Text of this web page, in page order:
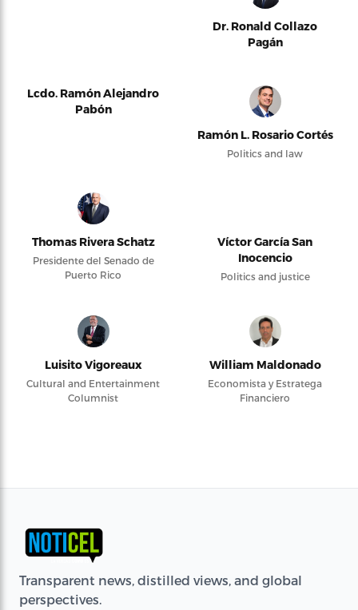
Dr. Ronald Collazo
Pagán
Lcdo. Ramón Alejandro
Pabón
Ramón L. Rosario Cortés
Politics and law
Thomas Rivera Schatz
Presidente del Senado de
Puerto Rico
Víctor García San
Inocencio
Politics and justice
Luisito Vigoreaux
Cultural and Entertainment
Columnist
William Maldonado
Economista y Estratega
Financiero
Transparent news, distilled views, and global
perspectives.